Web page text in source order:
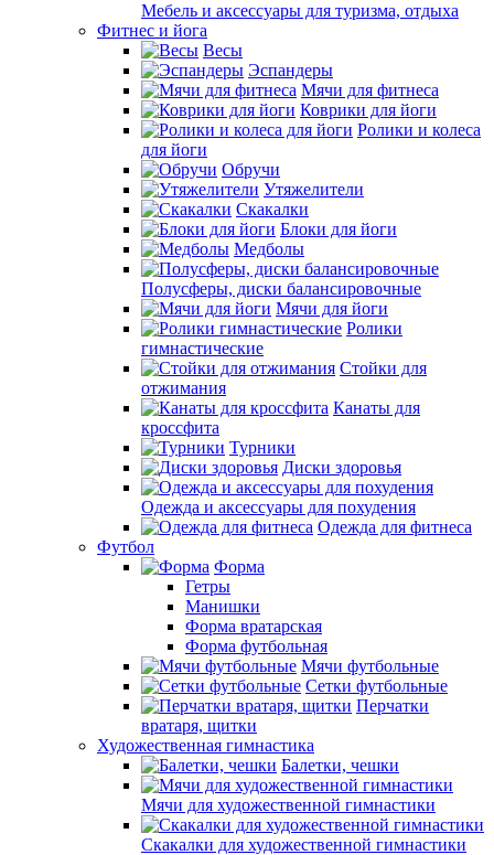
Мебель и аксессуары для туризма, отдыха
Фитнес и йога
Весы
Эспандеры
Мячи для фитнеса
Коврики для йоги
Ролики и колеса
для йоги
Обручи
Утяжелители
Скакалки
Блоки для йоги
Медболы
Полусферы, диски балансировочные
Мячи для йоги
Ролики
гимнастические
Стойки для
отжимания
Канаты для
кроссфита
Турники
Диски здоровья
Одежда и аксессуары для похудения
Одежда для фитнеса
Футбол
Форма
Гетры
Манишки
Форма вратарская
Форма футбольная
Мячи футбольные
Сетки футбольные
Перчатки
вратаря, щитки
Художественная гимнастика
Балетки, чешки
Мячи для художественной гимнастики
Скакалки для художественной гимнастики